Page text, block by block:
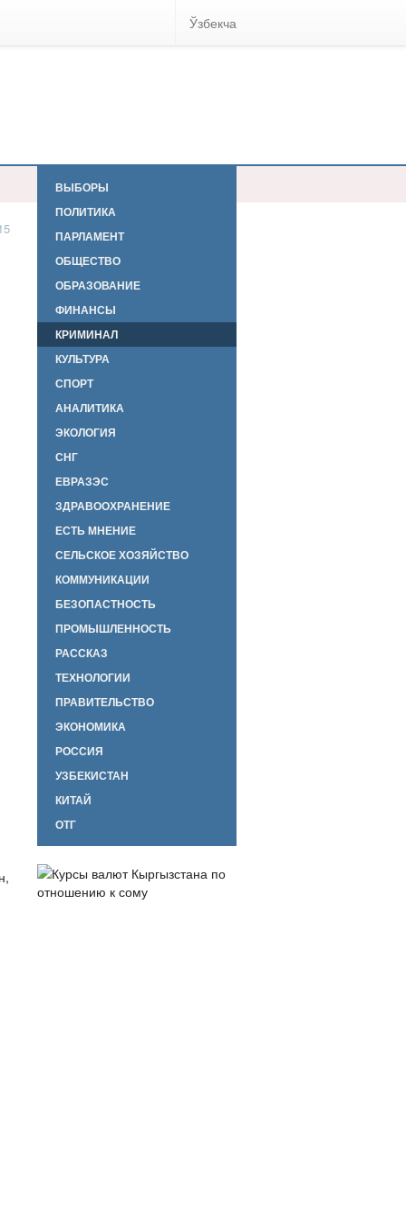
Ўзбекча
ВЫБОРЫ
ПОЛИТИКА
ПАРЛАМЕНТ
ОБЩЕСТВО
ОБРАЗОВАНИЕ
ФИНАНСЫ
КРИМИНАЛ
КУЛЬТУРА
СПОРТ
АНАЛИТИКА
ЭКОЛОГИЯ
СНГ
ЕВРАЗЭС
ЗДРАВООХРАНЕНИЕ
ЕСТЬ МНЕНИЕ
СЕЛЬСКОЕ ХОЗЯЙСТВО
КОММУНИКАЦИИ
БЕЗОПАСТНОСТЬ
ПРОМЫШЛЕННОСТЬ
РАССКАЗ
ТЕХНОЛОГИИ
ПРАВИТЕЛЬСТВО
ЭКОНОМИКА
РОССИЯ
УЗБЕКИСТАН
КИТАЙ
ОТГ